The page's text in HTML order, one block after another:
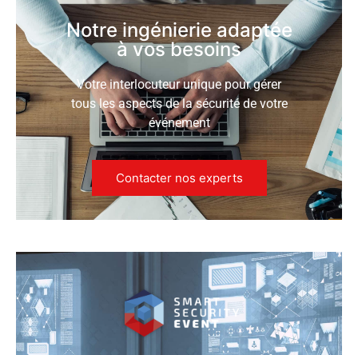
Notre ingénierie adaptée
à vos besoins
Votre interlocuteur unique pour gérer
tous les aspects de la sécurité de votre
événement
Contacter nos experts